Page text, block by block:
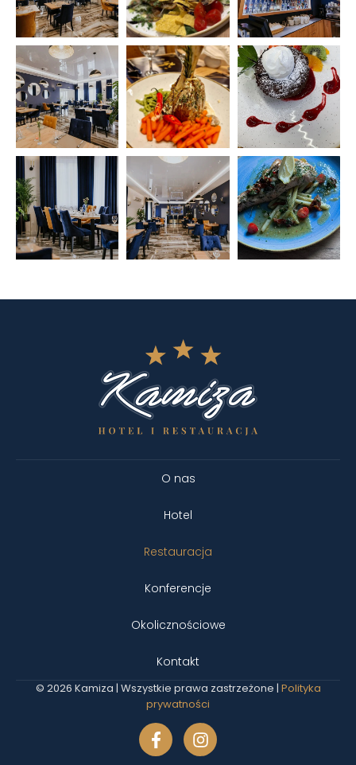
O nas
Hotel
Restauracja
Konferencje
Okolicznościowe
Kontakt
© 2026 Kamiza | Wszystkie prawa zastrzeżone | Polityka
prywatności